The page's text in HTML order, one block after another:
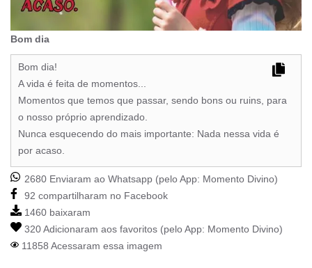
Bom dia
Bom dia!
A vida é feita de momentos...
Momentos que temos que passar, sendo bons ou ruins, para
o nosso próprio aprendizado.
Nunca esquecendo do mais importante: Nada nessa vida é
por acaso.
2680 Enviaram ao Whatsapp (pelo App: Momento Divino)
92 compartilharam no Facebook
1460 baixaram
320 Adicionaram aos favoritos (pelo App: Momento Divino)
11858 Acessaram essa imagem